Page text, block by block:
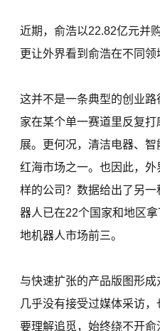
近期，俞浩以22.82亿元并
更让外界看到俞浩在不同领
这并不是一条典型的创业
家在某个单一赛道里反复
展。更何况，清洁电器、
红海市场之一。也因此，
样的公司？数据给出了另
器人已在22个国家和地区
地机器人市场前三。
与快速扩张的产品版图形
几乎没有接受过媒体采访
要理解追觅，始终绕不开俞